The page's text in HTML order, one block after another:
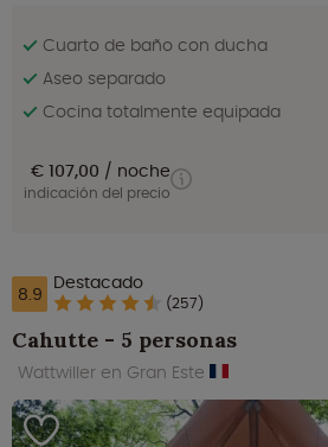
Cuarto de baño con ducha
Aseo separado
Cocina totalmente equipada
€ 107,00 noche
indicación del precio
8.9 Destacado
(257)
Cahutte - 5 personas
Wattwiller en Gran Este